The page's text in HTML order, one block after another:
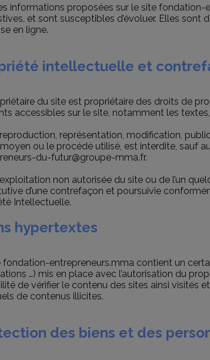
informations proposées sur le site
et sont susceptibles d’évoluer. Elles
en ligne.
intellectuelle et
du site est propriétaire des droits de
accessibles sur le site, notamment les
représentation, modification,
ou le procédé utilisé, est interdite, sauf
du-futur@groupe-mma.fr.
non autorisée du site ou de l’un
d’une contrefaçon et poursuivie
Intellectuelle.
hypertextes
fondation-entrepreneurs.mma contient un
…) mis en place avec l’autorisation du
de vérifier le contenu des sites ainsi visités
de contenus illicites.
des biens et des